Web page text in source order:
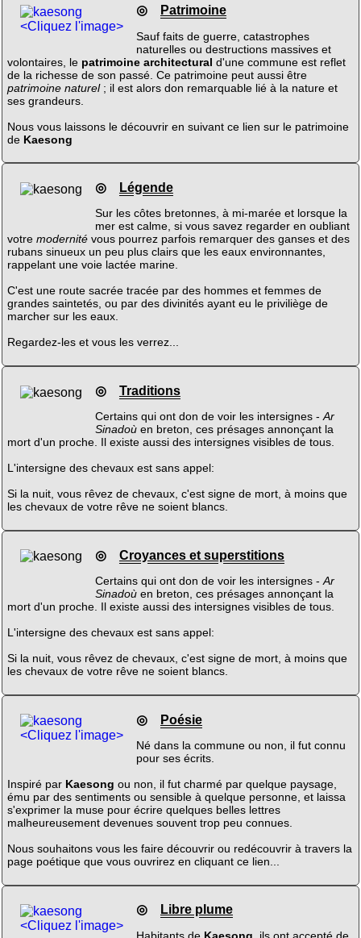
<Cliquez l'image>
◎ Patrimoine
Sauf faits de guerre, catastrophes
naturelles ou destructions massives et
volontaires, le patrimoine architectural d'une commune est reflet
de la richesse de son passé. Ce patrimoine peut aussi être
patrimoine naturel; il est alors don remarquable lié à la nature et
ses grandeurs.
Nous vous laissons le découvrir en suivant ce lien sur le patrimoine
de Kaesong
◎ Légende
Sur les côtes bretonnes, à mi-marée et lorsque la
mer est calme, si vous savez regarder en oubliant
votre modernitévous pourrez parfois remarquer des ganses et des
rubans sinueux un peu plus clairs que les eaux environnantes,
rappelant une voie lactée marine.
C'est une route sacrée tracée par des hommes et femmes de
grandes saintetés, ou par des divinités ayant eu le priviliège de
marcher sur les eaux.
Regardez-les et vous les verrez...
◎ Traditions
Certains qui ont don de voir les intersignes -Ar
Sinadoùen breton, ces présages annonçant la
mort d'un proche. Il existe aussi des intersignes visibles de tous.
L'intersigne des chevaux est sans appel:
Si la nuit, vous rêvez de chevaux, c'est signe de mort, à moins que
les chevaux de votre rêve ne soient blancs.
◎ Croyances et superstitions
Certains qui ont don de voir les intersignes - Ar
Sinadoùen breton, ces présages annonçant la
mort d'un proche. Il existe aussi des intersignes visibles de tous.
L'intersigne des chevaux est sans appel:
Si la nuit, vous rêvez de chevaux, c'est signe de mort, à moins que
les chevaux de votre rêve ne soient blancs.
<Cliquez l'image>
◎ Poésie
Né dans la commune ou non, il fut connu
pour ses écrits.
Inspiré par Kaesong ou non, il fut charmé par quelque paysage,
ému par des sentiments ou sensible à quelque personne, et laissa
s'exprimer la muse pour écrire quelques belles lettres
malheureusement devenues souvent trop peu connues.
Nous souhaitons vous les faire découvrir ou redécouvrir à travers la
page poétique que vous ouvrirez en cliquant ce lien...
<Cliquez l'image>
◎ Libre plume
Habitants de Kaesong , ils ont accepté de